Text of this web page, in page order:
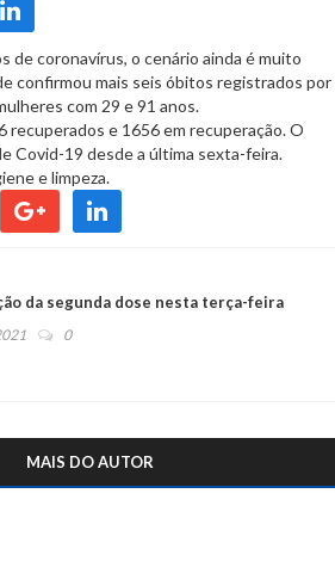
de coronavírus, o cenário ainda é muito
confirmou mais seis óbitos registrados por
com 29 e 91 anos.
e 1656 em recuperação. O
Covid-19 desde a última sexta-feira.
e limpeza.
da segunda dose nesta terça-feira
0
MAIS DO AUTOR